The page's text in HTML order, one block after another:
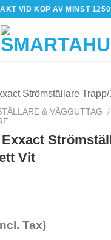
VID KÖP AV MINST
& VÄGGUTTAG
/
Vit
Tax)